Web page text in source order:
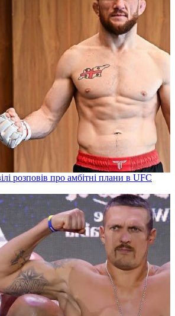
розповів про амбітні плани в UFC